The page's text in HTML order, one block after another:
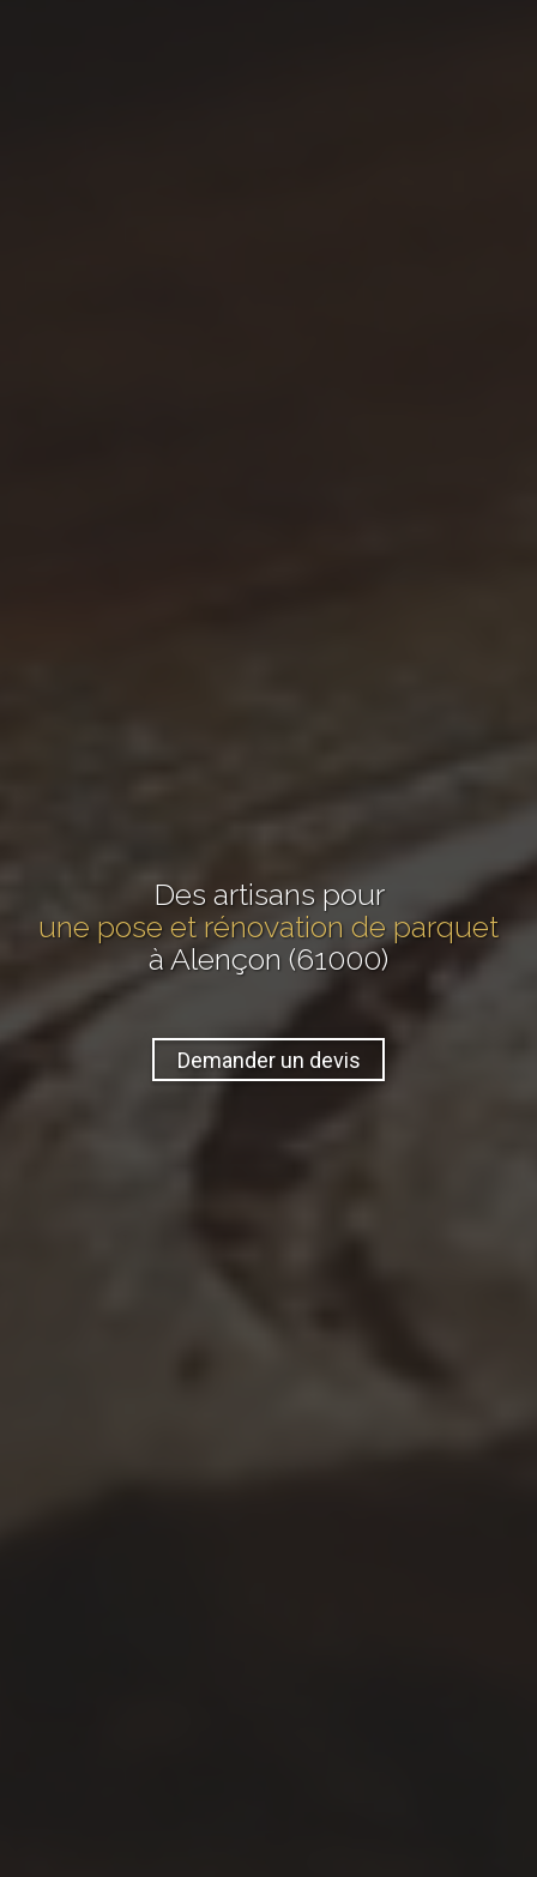
Des artisans pour
une pose et rénovation de parquet
à Alençon (61000)
Demander un devis